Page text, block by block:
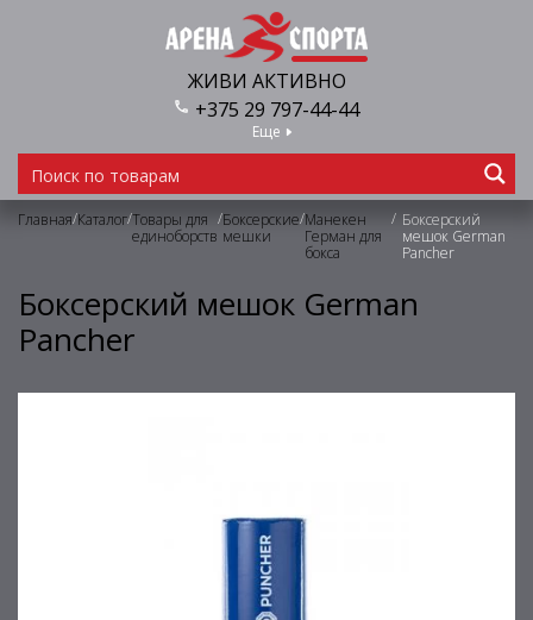
ЖИВИ АКТИВНО
+375 29 797-44-44
Еще
Главная/Каталог/Товары для
единоборств
/Боксерские
мешки
/Манекен
Герман для
бокса
/ Боксерский
мешок German
Pancher
Боксерский мешок German
Pancher